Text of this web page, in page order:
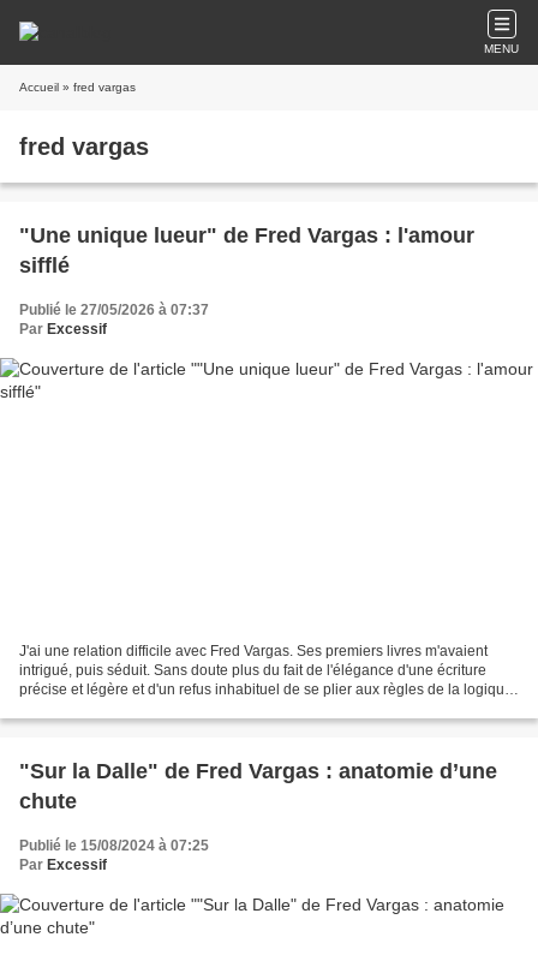
MENU
Accueil » fred vargas
fred vargas
"Une unique lueur" de Fred Vargas : l'amour
sifflé
Publié le 27/05/2026 à 07:37
Par Excessif
J'ai une relation difficile avec Fred Vargas. Ses premiers livres m'avaient
intrigué, puis séduit. Sans doute plus du fait de l'élégance d'une écriture
précise et légère et d'un refus inhabituel de se plier aux règles de la logique,
"Sur la Dalle" de Fred Vargas : anatomie d’une
chute
Publié le 15/08/2024 à 07:25
Par Excessif